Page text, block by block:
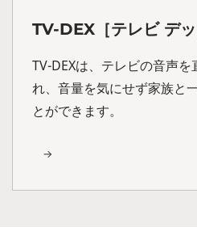
TV-DEX［テレビ デッ
TV-DEXは、テレビの音声を
れ、音量を気にせず家族と
とができます。